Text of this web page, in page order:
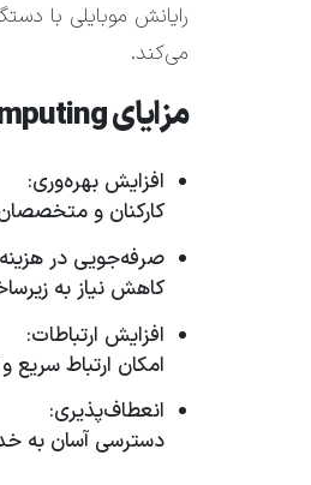
می‌کند.
مزایای Mobile Computing
افزایش بهره‌وری:
کارکنان و
صرفه‌جویی در
کاهش نیاز به
افزایش ارتباطات:
امکان ارتباط سریع
انعطاف‌پذیری:
دسترسی آسان به